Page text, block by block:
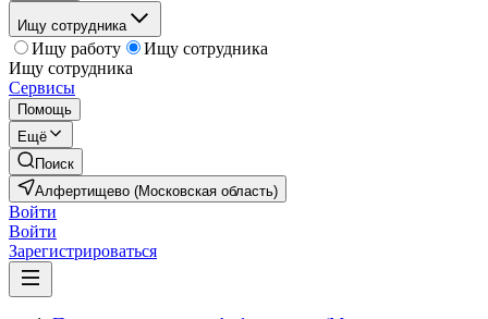
Ищу сотрудника
Ищу работу
Ищу сотрудника
Ищу сотрудника
Сервисы
Помощь
Ещё
Поиск
Алфертищево (Московская область)
Войти
Войти
Зарегистрироваться